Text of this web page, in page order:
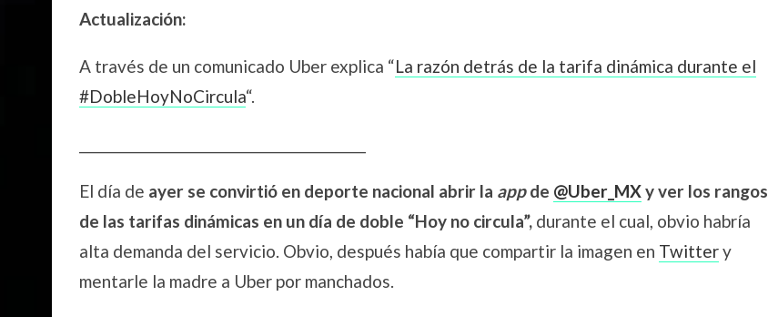
Actualización:
A través de un comunicado Uber explica “La razón detrás de la tarifa dinámica durante el
#DobleHoyNoCircula“.
El día de ayer se convirtió en deporte nacional abrir la appde @Uber_MXy ver los rangos
de las tarifas dinámicas en un día de doble “Hoy no circula”, durante el cual, obvio habría
alta demanda del servicio. Obvio, después había que compartir la imagen en Twittery
mentarle la madre a Uber por manchados.